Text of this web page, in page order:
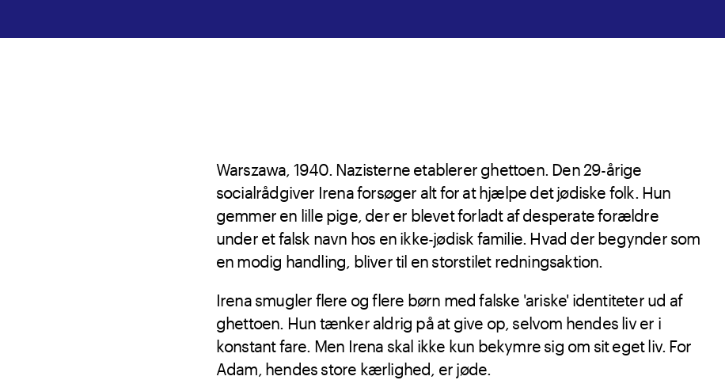
Warszawa, 1940. Nazisterne etablerer ghettoen. Den 29-årige
socialrådgiver Irena forsøger alt for at hjælpe det jødiske folk. Hun
gemmer en lille pige, der er blevet forladt af desperate forældre
under et falsk navn hos en ikke-jødisk familie. Hvad der begynder som
en modig handling, bliver til en storstilet redningsaktion.
Irena smugler flere og flere børn med falske 'ariske' identiteter ud af
ghettoen. Hun tænker aldrig på at give op, selvom hendes liv er i
konstant fare. Men Irena skal ikke kun bekymre sig om sit eget liv. For
Adam, hendes store kærlighed, er jøde.